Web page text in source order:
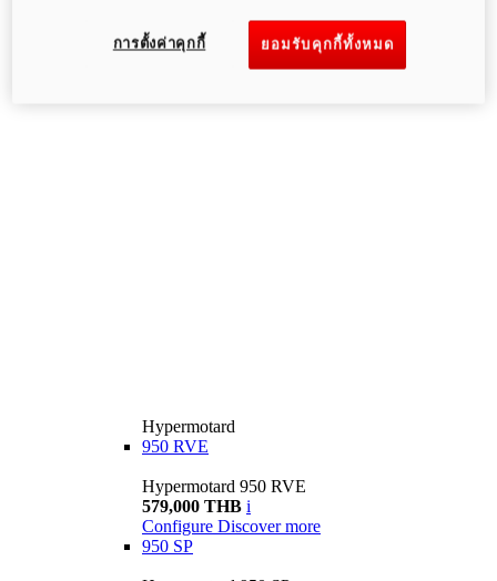
Hypermotard
950 RVE
Hypermotard 950 RVE
579,000 THB i
Configure Discover more
950 SP
ยอมรับคุกกี้ทั้งหมด
การตั้งค่าคุกกี้